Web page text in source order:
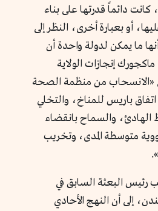
دائماً قدرتها على بناء
أو بعبارة أخرى، النظر إلى
ما يمكن لدولة واحدة أن
إنجازات الولاية
«الانسحاب من منظمة الصحة
باريس للمناخ، والتخلي
الهادئ، والسماح بانقضاء
متوسطة المدى، وتخريب
رئيس البعثة السابق في
إلى أن النهج الأحادي